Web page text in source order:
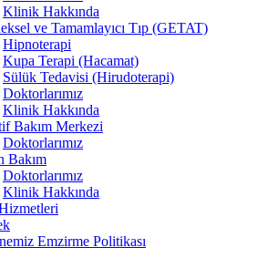
Klinik Hakkında
ve Tamamlayıcı Tıp (GETAT)
Hipnoterapi
Kupa Terapi (Hacamat)
Sülük Tedavisi (Hirudoterapi)
Doktorlarımız
Klinik Hakkında
Bakım Merkezi
Doktorlarımız
Bakım
Doktorlarımız
Klinik Hakkında
Emzirme Politikası